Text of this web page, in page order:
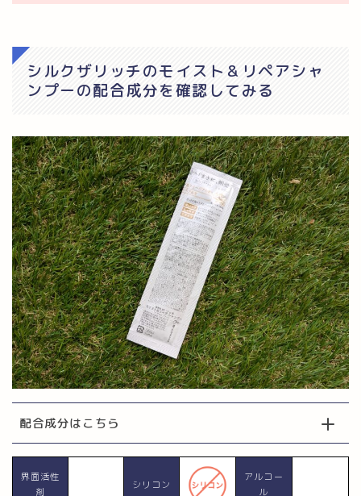
シルクザリッチのモイスト＆リペアシャ
ンプーの配合成分を確認してみる
配合成分はこちら
界面活性
剤
シリコン
アルコー
ル